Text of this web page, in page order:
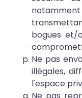
bogues et/
Ne pas
illégales,
l'espace